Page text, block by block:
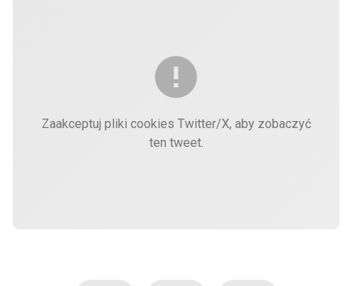
Zaakceptuj pliki cookies Twitter/X, aby zobaczyć
ten tweet.